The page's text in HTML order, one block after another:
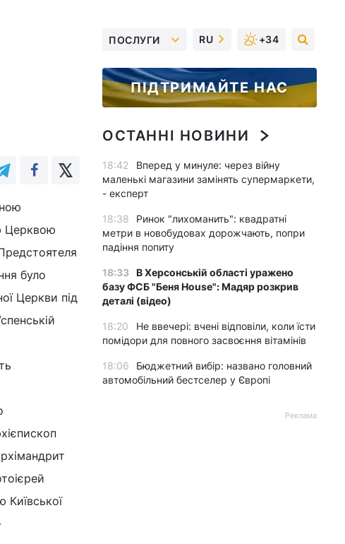
Церквою
було
Церкви під
Київської
ПОСЛУГИ RU +34
ПІДТРИМАЙТЕ НАС
ОСТАННІ НОВИНИ
18:42
Вперед у минуле: через війну
маленькі магазини замінять супермаркети,
- експерт
18:38
Ринок "лихоманить": квадратні
метри в новобудовах дорожчають, попри
падіння попиту
18:33 В Херсонській області уражено
базу ФСБ "Беня House": Мадяр розкрив
деталі (відео)
18:20
Не ввечері: вчені відповіли, коли їсти
помідори для повного засвоєння вітамінів
18:06
Бюджетний вибір: названо головний
автомобільний бестселер у Європі
Реклама